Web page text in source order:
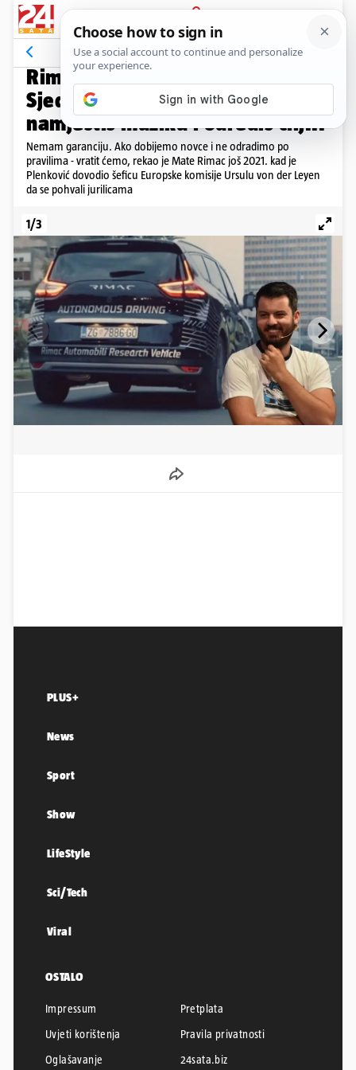
PRIJAVA
Galerija Komentari
VIDEO: NA ULICAMA ZAGREBA
Rimčev projekt od 179 mil. €:
Sjedneš u robotaksi, mobitelom
namjestiš muziku i odrediš cilj...
Nemam garanciju. Ako dobijemo novce i ne odradimo po
pravilima - vratit ćemo, rekao je Mate Rimac još 2021. kad je
Plenković dovodio šeficu Europske komisije Ursulu von der Leyen
da se pohvali jurilicama
1/3
PLUS+
News
Sport
Show
LifeStyle
Sci/Tech
Viral
OSTALO
Impressum
Pretplata
Uvjeti korištenja
Pravila privatnosti
Oglašavanje
24sata.biz